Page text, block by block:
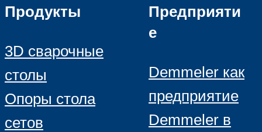
Продукты
3D сварочные
столы
Опоры стола
сетов
Предприяти
е
Demmeler как
предприятие
Demmeler в